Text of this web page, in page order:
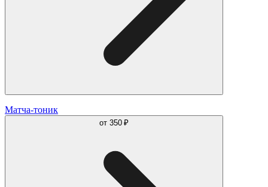
Матча-тоник
от 350 ₽